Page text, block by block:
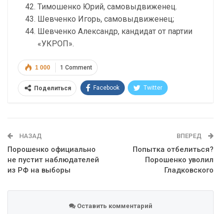
Тимошенко Юрий, самовыдвиженец.
Шевченко Игорь, самовыдвиженец;
Шевченко Александр, кандидат от партии
«УКРОП».
1 Comment
1 000
Поделиться Facebook Twitter
НАЗАД
Порошенко официально
не пустит наблюдателей
из РФ на выборы
ВПЕРЕД
Попытка отбелиться?
Порошенко уволил
Гладковского
Оставить комментарий